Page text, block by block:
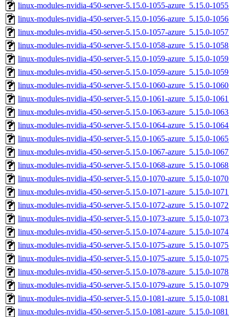
linux-modules-nvidia-450-server-5.15.0-1055-azure_5.15.0-
linux-modules-nvidia-450-server-5.15.0-1056-azure_5.15.0-
linux-modules-nvidia-450-server-5.15.0-1057-azure_5.15.0-
linux-modules-nvidia-450-server-5.15.0-1058-azure_5.15.0-
linux-modules-nvidia-450-server-5.15.0-1059-azure_5.15.0-
linux-modules-nvidia-450-server-5.15.0-1059-azure_5.15.0-
linux-modules-nvidia-450-server-5.15.0-1060-azure_5.15.0-
linux-modules-nvidia-450-server-5.15.0-1061-azure_5.15.0-
linux-modules-nvidia-450-server-5.15.0-1063-azure_5.15.0-
linux-modules-nvidia-450-server-5.15.0-1064-azure_5.15.0-
linux-modules-nvidia-450-server-5.15.0-1065-azure_5.15.0-
linux-modules-nvidia-450-server-5.15.0-1067-azure_5.15.0-
linux-modules-nvidia-450-server-5.15.0-1068-azure_5.15.0-
linux-modules-nvidia-450-server-5.15.0-1070-azure_5.15.0-
linux-modules-nvidia-450-server-5.15.0-1071-azure_5.15.0-
linux-modules-nvidia-450-server-5.15.0-1072-azure_5.15.0-
linux-modules-nvidia-450-server-5.15.0-1073-azure_5.15.0-
linux-modules-nvidia-450-server-5.15.0-1074-azure_5.15.0-
linux-modules-nvidia-450-server-5.15.0-1075-azure_5.15.0-
linux-modules-nvidia-450-server-5.15.0-1075-azure_5.15.0-
linux-modules-nvidia-450-server-5.15.0-1078-azure_5.15.0-
linux-modules-nvidia-450-server-5.15.0-1079-azure_5.15.0-
linux-modules-nvidia-450-server-5.15.0-1081-azure_5.15.0-
linux-modules-nvidia-450-server-5.15.0-1081-azure_5.15.0-